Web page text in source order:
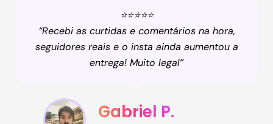
⭐⭐⭐⭐⭐
“Recebi as curtidas e comentários na hora,
seguidores reais e o insta ainda aumentou a
entrega! Muito legal”
Gabriel P.